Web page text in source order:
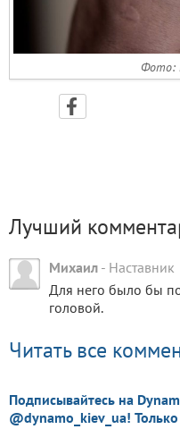
Фото:
Лучший
Михаил - Наставник
Для него было бы
головой.
Читать все
Подписывайтесь на
@dynamo_kiev_ua!